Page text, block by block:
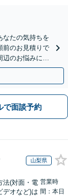
なたの気持ちを
前のお見積りで
辺のお悩みにも
で面談予約
山梨県
法(対面・電
デオなど)は
営業時
間：本日